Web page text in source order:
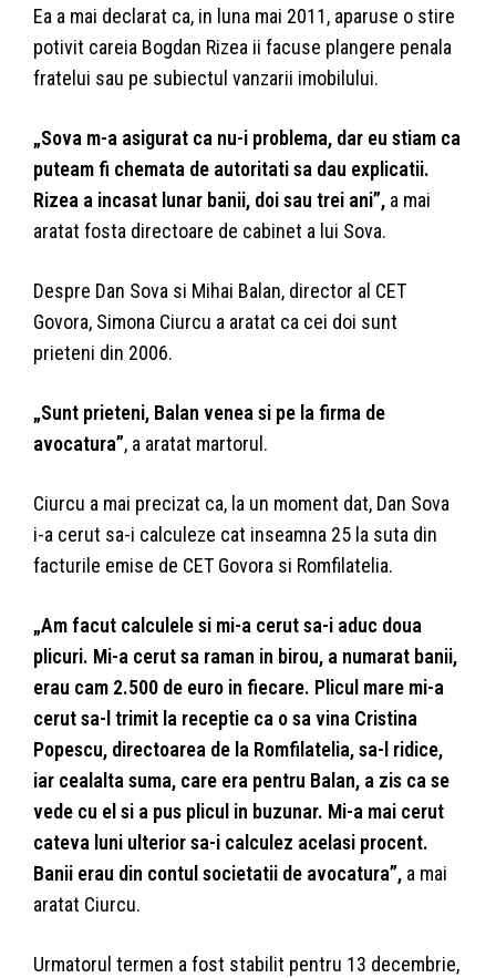
Ea a mai declarat ca, in luna mai 2011, aparuse o stire
potivit careia Bogdan Rizea ii facuse plangere penala
fratelui sau pe subiectul vanzarii imobilului.
„Sova m-a asigurat ca nu-i problema, dar eu stiam ca
puteam fi chemata de autoritati sa dau explicatii.
Rizea a incasat lunar banii, doi sau trei ani”, a mai
aratat fosta directoare de cabinet a lui Sova.
Despre Dan Sova si Mihai Balan, director al CET
Govora, Simona Ciurcu a aratat ca cei doi sunt
prieteni din 2006.
„Sunt prieteni, Balan venea si pe la firma de
avocatura”, a aratat martorul.
Ciurcu a mai precizat ca, la un moment dat, Dan Sova
i-a cerut sa-i calculeze cat inseamna 25 la suta din
facturile emise de CET Govora si Romfilatelia.
„Am facut calculele si mi-a cerut sa-i aduc doua
plicuri. Mi-a cerut sa raman in birou, a numarat banii,
erau cam 2.500 de euro in fiecare. Plicul mare mi-a
cerut sa-l trimit la receptie ca o sa vina Cristina
Popescu, directoarea de la Romfilatelia, sa-l ridice,
iar cealalta suma, care era pentru Balan, a zis ca se
vede cu el si a pus plicul in buzunar. Mi-a mai cerut
cateva luni ulterior sa-i calculez acelasi procent.
Banii erau din contul societatii de avocatura”, a mai
aratat Ciurcu.
Urmatorul termen a fost stabilit pentru 13 decembrie,